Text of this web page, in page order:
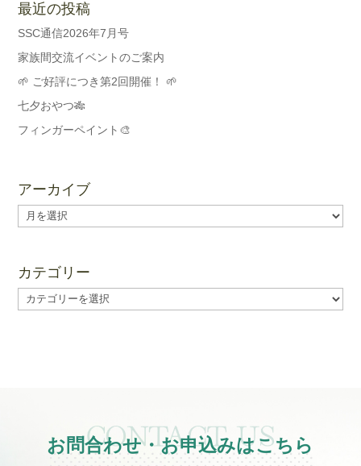
最近の投稿
SSC通信2026年7月号
家族間交流イベントのご案内
🌱 ご好評につき第2回開催！ 🌱
七夕おやつ🎋
フィンガーペイント🎨
アーカイブ
ア
ー
イ
ブ
カテゴリー
カ
テ
お問合わせ・お申込みはこちら